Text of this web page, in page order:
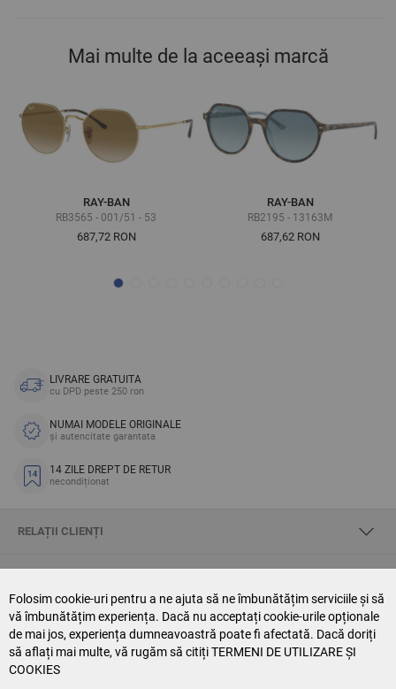
Folosim cookie-uri pentru a ne ajuta să ne îmbunătățim serviciile și să
vă îmbunătățim experiența. Dacă nu acceptați cookie-urile opționale
de mai jos, experiența dumneavoastră poate fi afectată. Dacă doriți
să aflați mai multe, vă rugăm să citițiTERMENI DE UTILIZARE ȘI
COOKIES
Mai multe de la aceeași marcă
RAY-BAN
RB3565 - 001/51 - 53
687,72 RON
RAY-BAN
RB2195 - 13163M
687,62 RON
LIVRARE GRATUITA
cu DPD peste 250 ron
NUMAI MODELE ORIGINALE
și autencitate garantata
14 ZILE DREPT DE RETUR
necondiționat
RELAȚII CLIENȚI
CONTACT US
NEWSLETTER SUBSCRIPTION